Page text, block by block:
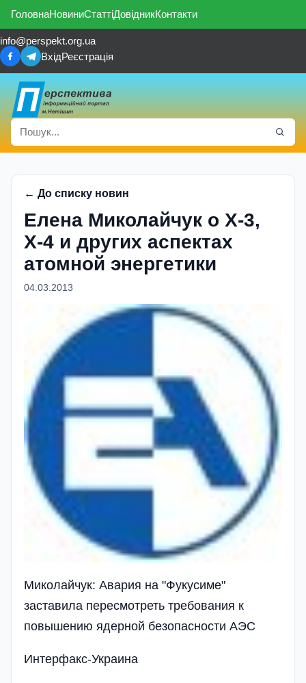
ГоловнаНовиниСтаттіДовідникКонтакти
info@perspekt.org.ua
ВхідРеєстрація
← До списку новин
Елена Миколайчук о Х-3,
Х-4 и других аспектах
атомной энергетики
04.03.2013
Миколайчук: Авария на "Фукусиме"
заставила пересмотреть требования к
повышению ядерной безопасности АЭС
Интерфакс-Украина